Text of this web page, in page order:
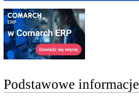
Podstawowe informacje